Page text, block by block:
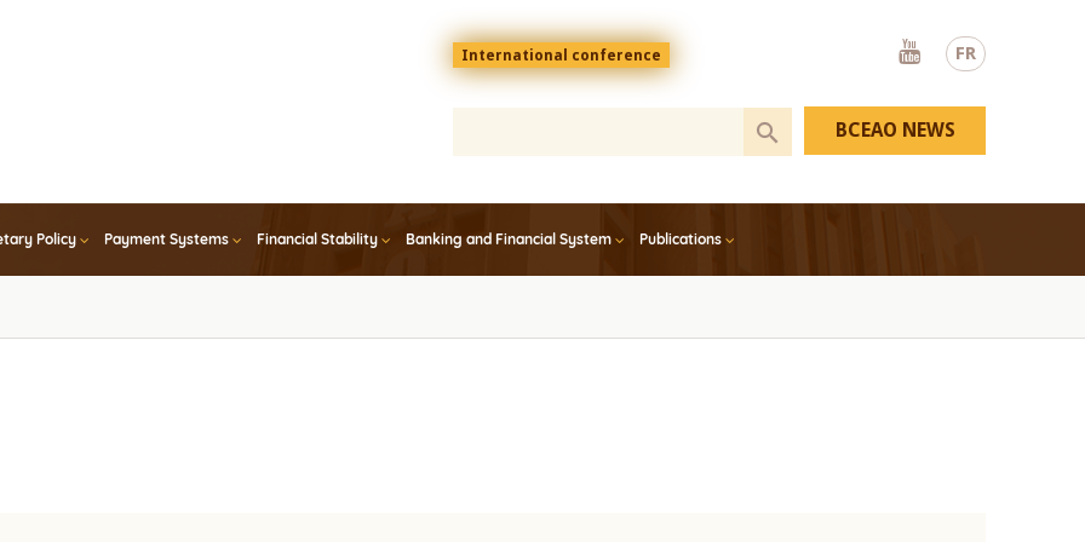
FR
Menu
top
En
International conference
Youtube
Policy Payment Systems Financial Stability Banking and Financial System Publications
BCEAO NEWS